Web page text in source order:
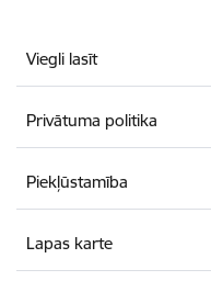
Viegli lasīt
Privātuma politika
Piekļūstamība
Lapas karte